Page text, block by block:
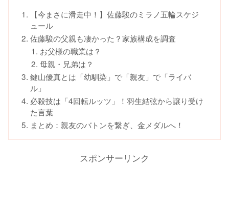
【今まさに滑走中！】佐藤駿のミラノ五輪スケジ
ュール
佐藤駿の父親も凄かった？家族構成を調査
お父様の職業は？
母親・兄弟は？
鍵山優真とは「幼馴染」で「親友」で「ライバ
ル」
必殺技は「4回転ルッツ」！羽生結弦から譲り受け
た言葉
まとめ：親友のバトンを繋ぎ、金メダルへ！
スポンサーリンク